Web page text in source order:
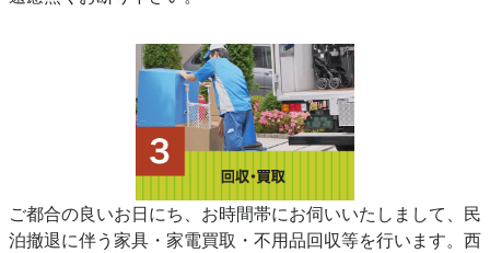
ご都合の良いお日にち、お時間帯にお伺いいたしまして、民
泊撤退に伴う家具・家電買取・不用品回収等を行います。西